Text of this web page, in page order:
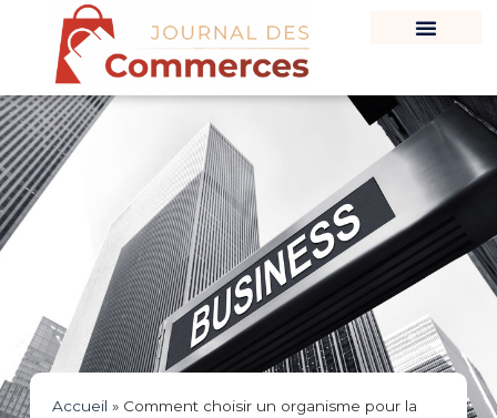
Accueil » Comment choisir un organisme pour la